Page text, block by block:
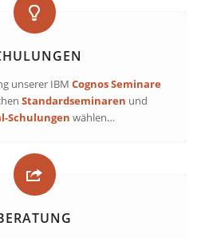
unserer IBMCognos Seminare
Standardseminaren und
Schulungen wählen…